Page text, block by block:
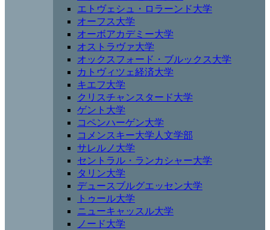
エトヴェシュ・ロラーンド大学
オーフス大学
オーボアカデミー大学
オストラヴァ大学
オックスフォード・ブルックス大学
カトヴィツェ経済大学
キエフ大学
クリスチャンスタード大学
ゲント大学
コペンハーゲン大学
コメンスキー大学人文学部
サレルノ大学
セントラル・ランカシャー大学
タリン大学
デュースブルグエッセン大学
トゥール大学
ニューキャッスル大学
ノード大学